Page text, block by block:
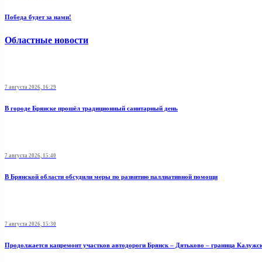
Победа будет за нами!
Областные новости
7 августа 2026, 16:29
В городе Брянске прошёл традиционный санитарный день
7 августа 2026, 15:40
В Брянской области обсудили меры по развитию паллиативной помощи
7 августа 2026, 15:30
Продолжается капремонт участков автодороги Брянск – Дятьково – граница